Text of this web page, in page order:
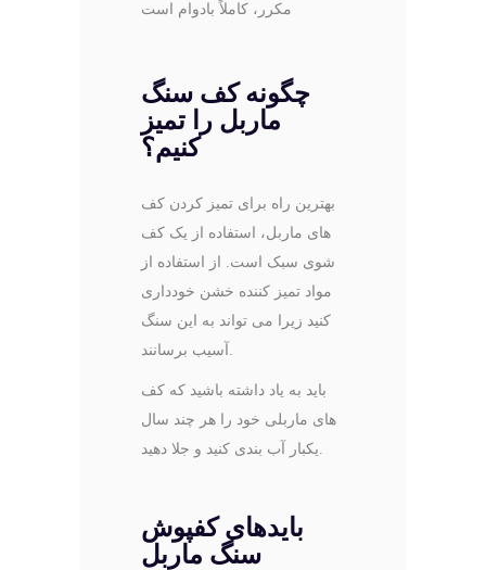
مکرر، کاملاً بادوام است
چگونه کف سنگ
ماربل را تمیز
کنیم؟
بهترین راه برای تمیز کردن کف‌
های ماربل، استفاده از یک کف
‌شوی سبک است. از استفاده از
مواد تمیز کننده خشن خودداری
کنید زیرا می تواند به این سنگ
باید به یاد داشته باشید که کف
های ماربلی خود را هر چند سال
بایدهای کفپوش
سنگ ماربل